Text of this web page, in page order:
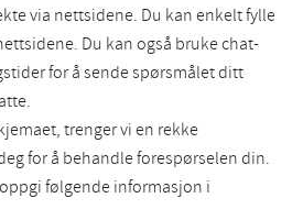
via nettsidene. Du kan enkelt fylle
Du kan også bruke chat-
for å sende spørsmålet ditt
trenger vi en rekke
for å behandle forespørselen din.
følgende informasjon i